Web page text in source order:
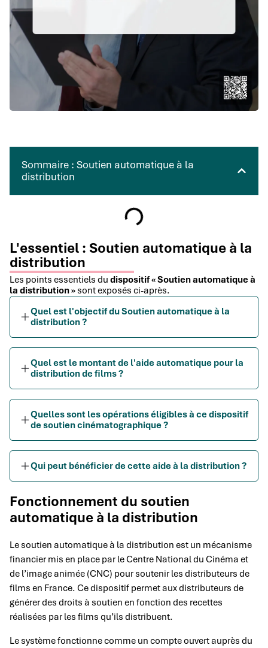
Sommaire : Soutien automatique à la
distribution
L'essentiel : Soutien automatique à la
distribution
Les points essentiels du dispositif « Soutien automatique à
la distribution » sont exposés ci-après.
Quel est l'objectif du Soutien automatique à la
distribution ?
Quel est le montant de l'aide automatique pour la
distribution de films ?
Quelles sont les opérations éligibles à ce dispositif
de soutien cinématographique ?
Qui peut bénéficier de cette aide à la distribution ?
Fonctionnement du soutien
automatique à la distribution
Le soutien automatique à la distribution est un mécanisme
financier mis en place par le Centre National du Cinéma et
de l’image animée (CNC) pour soutenir les distributeurs de
films en France. Ce dispositif permet aux distributeurs de
générer des droits à soutien en fonction des recettes
réalisées par les films qu’ils distribuent.
Le système fonctionne comme un compte ouvert auprès du